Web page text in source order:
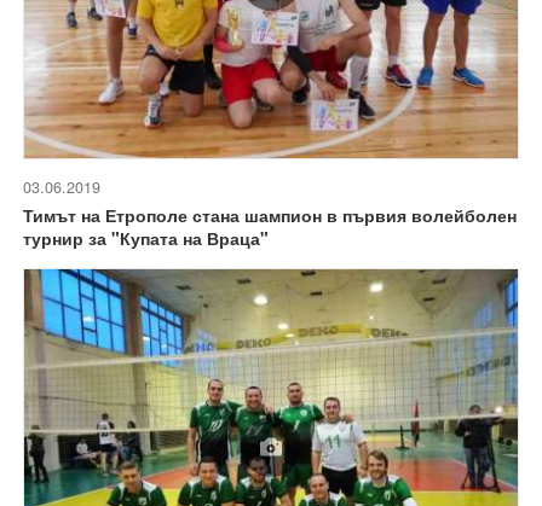
03.06.2019
Тимът на Етрополе стана шампион в първия волейболен
турнир за "Купата на Враца"